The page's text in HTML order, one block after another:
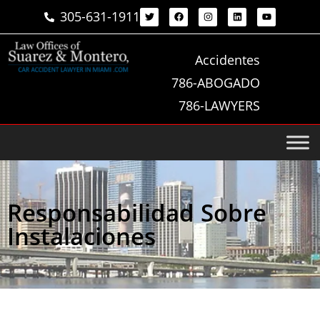
305-631-1911
Accidentes
786-ABOGADO
786-LAWYERS
Responsabilidad Sobre
Instalaciones